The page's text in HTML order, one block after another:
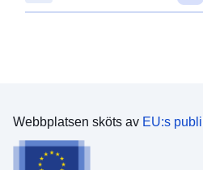
52.7908977
Anpassat efter:
Webbplatsen sköts av EU:s